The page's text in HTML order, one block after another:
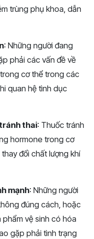
trùng phụ khoa, dẫn
: Những người đang
phải các vấn đề về
cơ thể trong các
quan hệ tình dục
thai: Thuốc tránh
hormone trong cơ
đổi chất lượng khí
mạnh: Những người
đúng cách, hoặc
vệ sinh có hóa
gặp phải tình trạng